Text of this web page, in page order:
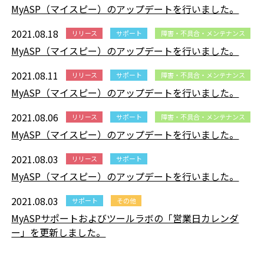
MyASP（マイスピー）のアップデートを行いました。
2021.08.18
リリース サポート 障害・不具合・メンテナンス
MyASP（マイスピー）のアップデートを行いました。
2021.08.11
リリース サポート 障害・不具合・メンテナンス
MyASP（マイスピー）のアップデートを行いました。
2021.08.06
リリース サポート 障害・不具合・メンテナンス
MyASP（マイスピー）のアップデートを行いました。
2021.08.03
リリース サポート
MyASP（マイスピー）のアップデートを行いました。
2021.08.03
サポート その他
MyASPサポートおよびツールラボの「営業日カレンダ
ー」を更新しました。